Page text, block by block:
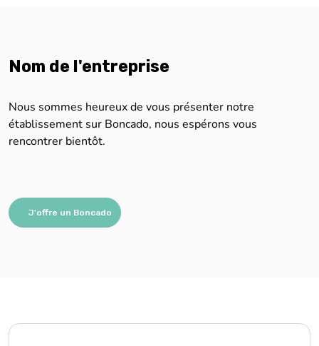
Nom de l'entreprise
Nous sommes heureux de vous présenter notre
établissement sur Boncado, nous espérons vous
rencontrer bientôt.
J'offre un Boncado